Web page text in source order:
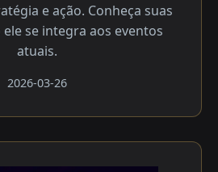
e ação. Conheça suas
se integra aos eventos
atuais.
2026-03-26